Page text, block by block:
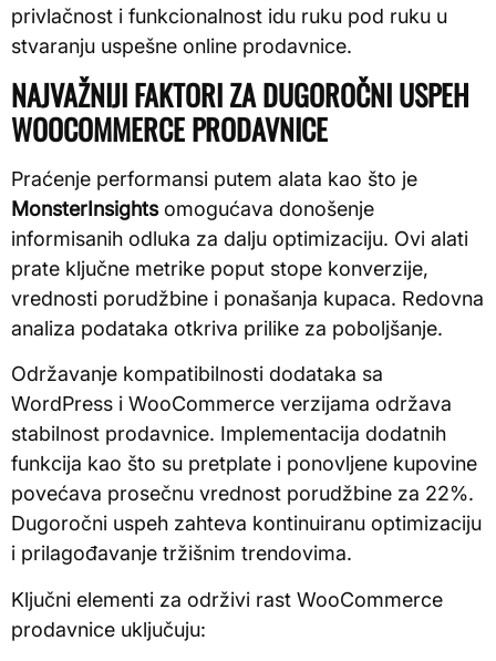
privlačnost i funkcionalnost idu ruku pod ruku u
stvaranju uspešne online prodavnice.
NAJVAŽNIJI FAKTORI ZA DUGOROČNI USPEH
WOOCOMMERCE PRODAVNICE
Praćenje performansi putem alata kao što je
MonsterInsightsomogućava donošenje
informisanih odluka za dalju optimizaciju. Ovi alati
prate ključne metrike poput stope konverzije,
vrednosti porudžbine i ponašanja kupaca. Redovna
analiza podataka otkriva prilike za poboljšanje.
Održavanje kompatibilnosti dodataka sa
WordPress i WooCommerce verzijama održava
stabilnost prodavnice. Implementacija dodatnih
funkcija kao što su pretplate i ponovljene kupovine
povećava prosečnu vrednost porudžbine za 22%.
Dugoročni uspeh zahteva kontinuiranu optimizaciju
i prilagođavanje tržišnim trendovima.
Ključni elementi za održivi rast WooCommerce
prodavnice uključuju: